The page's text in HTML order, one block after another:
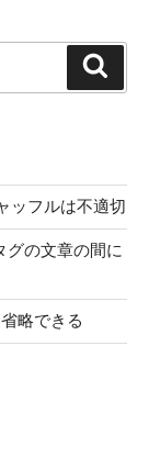
ッフルは不適切
の文章の間に
略できる